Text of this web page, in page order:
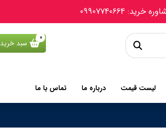
خرید: 09907740664
سبد خرید
لیست قیمت درباره ما تماس با ما